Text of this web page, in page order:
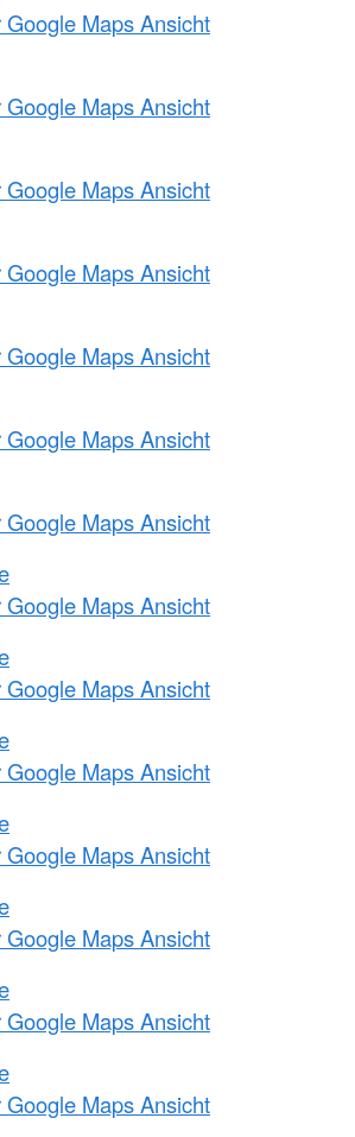
Google Maps Ansicht
Google Maps Ansicht
Google Maps Ansicht
Google Maps Ansicht
Google Maps Ansicht
Google Maps Ansicht
Google Maps Ansicht
Google Maps Ansicht
Google Maps Ansicht
Google Maps Ansicht
Google Maps Ansicht
Google Maps Ansicht
Google Maps Ansicht
Google Maps Ansicht